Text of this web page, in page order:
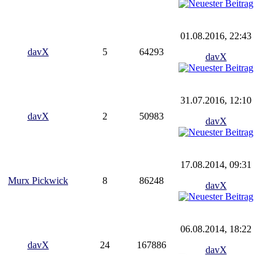
davX 5 64293
01.08.2016, 22:43
davX
davX 2 50983
31.07.2016, 12:10
davX
Murx Pickwick 8 86248
17.08.2014, 09:31
davX
davX 24 167886
06.08.2014, 18:22
davX